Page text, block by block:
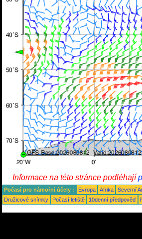
Informace na této stránce podléhají
Počasí pro námořní účely : Evropa Afrika Severní
Družicové snímky
Počasí letiště 10denní předpověď